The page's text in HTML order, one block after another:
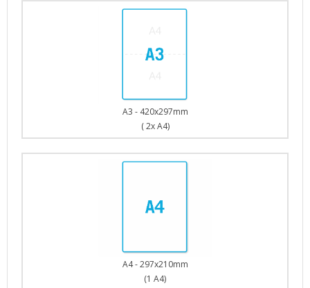
A3 - 420x297mm
( 2x A4)
A4 - 297x210mm
(1 A4)